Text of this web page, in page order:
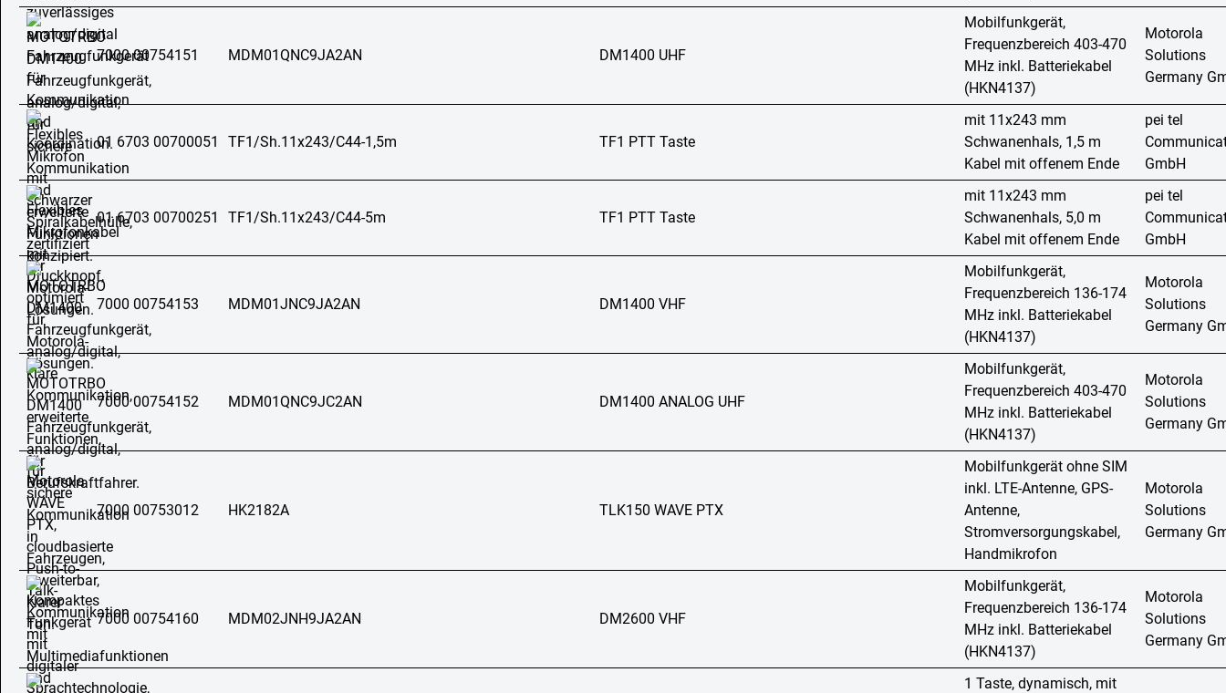
7000 00754151 MDM01QNC9JA2AN DM1400 UHF
Mobilfunkgerät,
Frequenzbereich 403-470
MHz inkl. Batteriekabel
(HKN4137)
Motorola
Solutions
Germany
01 6703 00700051 TF1/Sh.11x243/C44-1,5m TF1 PTT Taste
mit 11x243 mm
Schwanenhals, 1,5 m
Kabel mit offenem Ende
pei tel
GmbH
01 6703 00700251 TF1/Sh.11x243/C44-5m TF1 PTT Taste
mit 11x243 mm
Schwanenhals, 5,0 m
Kabel mit offenem Ende
pei tel
GmbH
7000 00754153 MDM01JNC9JA2AN DM1400 VHF
Mobilfunkgerät,
Frequenzbereich 136-174
MHz inkl. Batteriekabel
(HKN4137)
Motorola
Solutions
Germany
7000 00754152 MDM01QNC9JC2AN DM1400 ANALOG UHF
Mobilfunkgerät,
Frequenzbereich 403-470
MHz inkl. Batteriekabel
(HKN4137)
Motorola
Solutions
Germany
7000 00753012 HK2182A TLK150 WAVE PTX
Mobilfunkgerät ohne SIM
inkl. LTE-Antenne, GPS-
Antenne,
Stromversorgungskabel,
Handmikrofon
Motorola
Solutions
Germany
7000 00754160 MDM02JNH9JA2AN DM2600 VHF
Mobilfunkgerät,
Frequenzbereich 136-174
MHz inkl. Batteriekabel
(HKN4137)
Motorola
Solutions
Germany
1 Taste, dynamisch, mit